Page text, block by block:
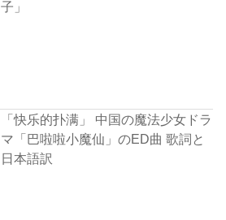
子」
「快乐的扑满」 中国の魔法少女ドラ
マ「巴啦啦小魔仙」のED曲 歌詞と
日本語訳